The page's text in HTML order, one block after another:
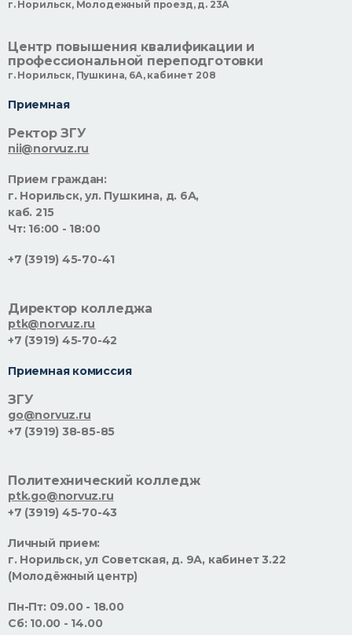
г. Норильск, Молодежный проезд, д. 23А
Центр повышения квалификации и
профессиональной переподготовки
г. Норильск, Пушкина, 6А, кабинет 208
Приемная
Ректор ЗГУ
nii@norvuz.ru
Прием граждан:
г. Норильск, ул. Пушкина, д. 6А,
каб. 215
Чт: 16:00 - 18:00
+7 (3919) 45-70-41
Директор колледжа
ptk@norvuz.ru
+7 (3919) 45-70-42
Приемная комиссия
ЗГУ
go@norvuz.ru
+7 (3919) 38-85-85
Политехнический колледж
ptk.go@norvuz.ru
+7 (3919) 45-70-43
Личный прием:
г. Норильск, ул Советская, д. 9А, кабинет 3.22
(Молодёжный центр)
Пн-Пт: 09.00 - 18.00
Сб: 10.00 - 14.00